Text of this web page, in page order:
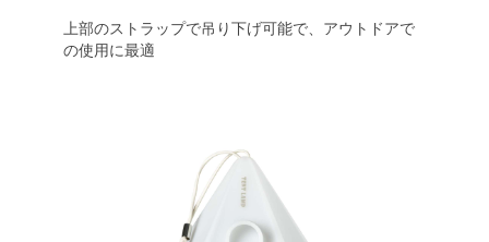
上部のストラップで吊り下げ可能で、アウトドアで
の使用に最適